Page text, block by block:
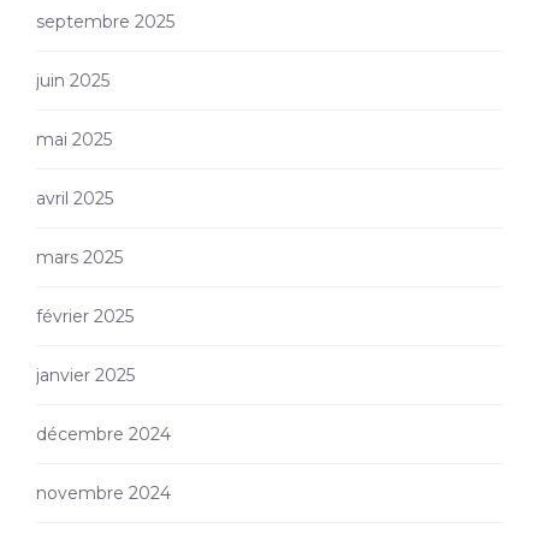
septembre 2025
juin 2025
mai 2025
avril 2025
mars 2025
février 2025
janvier 2025
décembre 2024
novembre 2024